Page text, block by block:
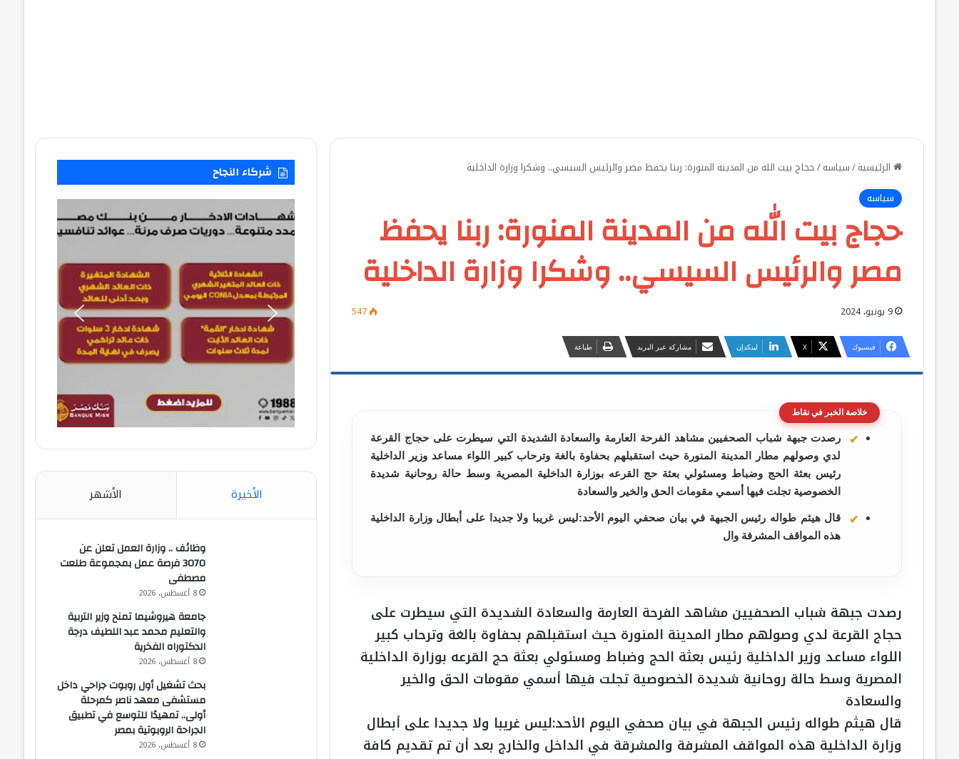
الرئيسية/سياسه/حجاج بيت الله من المدينة المنورة: ربنا يحفظ مصر والرئيس السيسي.. وشكرا وزارة الداخلية
سياسه
حجاج بيت الله من المدينة المنورة: ربنا يحفظ
مصر والرئيس السيسي.. وشكرا وزارة الداخلية
9 يونيو، 2024 547
فيسبوك ‫X لينكدإن مشاركة عبر البريد طباعة
خلاصة الخبر في نقاط
رصدت جبهة شباب الصحفيين مشاهد الفرحة العارمة والسعادة الشديدة التي سيطرت على حجاج القرعة
لدي وصولهم مطار المدينة المنورة حيث استقبلهم بحفاوة بالغة وترحاب كبير اللواء مساعد وزير الداخلية
رئيس بعثة الحج وضباط ومسئولي بعثة حج القرعه بوزارة الداخلية المصرية وسط حالة روحانية شديدة
الخصوصية تجلت فيها أسمي مقومات الحق والخير والسعادة
قال هيثم طواله رئيس الجبهة في بيان صحفي اليوم الأحد:ليس غريبا ولا جديدا على أبطال وزارة الداخلية
هذه المواقف المشرفة وال
رصدت جبهة شباب الصحفيين مشاهد الفرحة العارمة والسعادة الشديدة التي سيطرت على
حجاج القرعة لدي وصولهم مطار المدينة المنورة حيث استقبلهم بحفاوة بالغة وترحاب كبير
اللواء مساعد وزير الداخلية رئيس بعثة الحج وضباط ومسئولي بعثة حج القرعه بوزارة الداخلية
المصرية وسط حالة روحانية شديدة الخصوصية تجلت فيها أسمي مقومات الحق والخير
والسعادة
قال هيثم طواله رئيس الجبهة في بيان صحفي اليوم الأحد:ليس غريبا ولا جديدا على أبطال
وزارة الداخلية هذه المواقف المشرفة والمشرقة في الداخل والخارج بعد أن تم تقديم كافة
شركاء النجاح
الأخيرة الأشهر
وظائف .. وزارة العمل تعلن عن
3070 فرصة عمل بمجموعة طلعت
مصطفى
8 أغسطس، 2026
جامعة هيروشيما تمنح وزير التربية
والتعليم محمد عبد اللطيف درجة
الدكتوراه الفخرية
8 أغسطس، 2026
بحث تشغيل أول روبوت جراحي داخل
مستشفى معهد ناصر كمرحلة
أولى.. تمهيدًا للتوسع في تطبيق
الجراحة الروبوتية بمصر
8 أغسطس، 2026